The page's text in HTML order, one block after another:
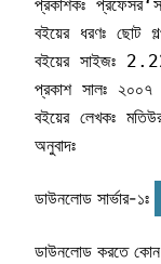
প্রকাশকঃ
বইয়ের ধরণঃ ছোট
বইয়ের সাইজঃ
প্রকাশ সালঃ ২০০৭
বইয়ের লেখকঃ
অনুবাদঃ
ডাউনলোড সার্ভার-১ঃ
ডাউনলোড করতে কোন